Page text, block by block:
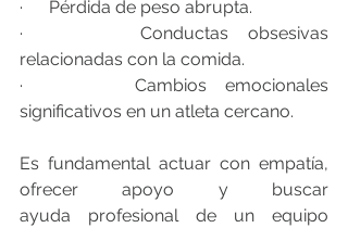
·      Pérdida de peso abrupta.
·      Conductas obsesivas
relacionadas con la comida.
·      Cambios emocionales
significativos en un atleta cercano.
Es fundamental actuar con empatía,
ayuda profesional de un equipo